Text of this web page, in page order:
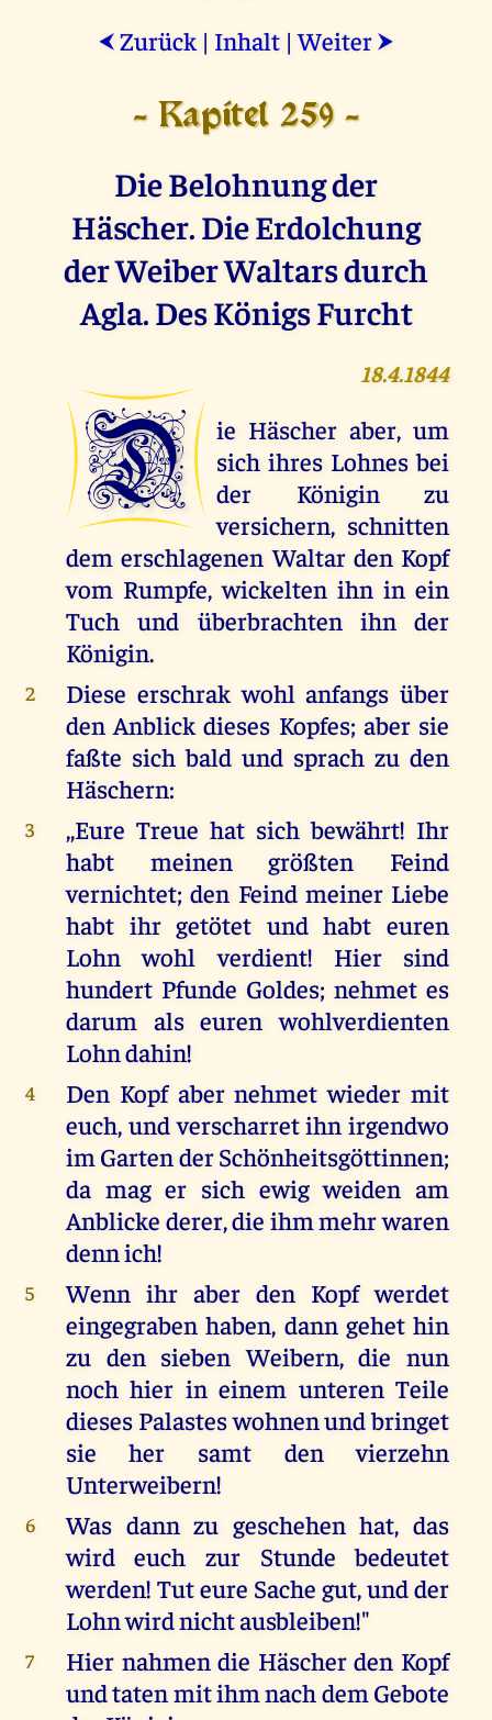
⮜ Zurück | Inhalt |Weiter ⮞
- Kapitel 259 -
Die Belohnung der
Häscher. Die Erdolchung
der Weiber Waltars durch
Agla. Des Königs Furcht
18.4.1844
D
ie Häscher aber, um
sich ihres Lohnes bei
der Königin zu
versichern, schnitten
dem erschlagenen Waltar den Kopf
vom Rumpfe, wickelten ihn in ein
Tuch und überbrachten ihn der
Königin.
2
Diese erschrak wohl anfangs über
den Anblick dieses Kopfes; aber sie
faßte sich bald und sprach zu den
Häschern:
3
,,Eure Treue hat sich bewährt! Ihr
habt meinen größten Feind
vernichtet; den Feind meiner Liebe
habt ihr getötet und habt euren
Lohn wohl verdient! Hier sind
hundert Pfunde Goldes; nehmet es
darum als euren wohlverdienten
Lohn dahin!
4
Den Kopf aber nehmet wieder mit
euch, und verscharret ihn irgendwo
im Garten der Schönheitsgöttinnen;
da mag er sich ewig weiden am
Anblicke derer, die ihm mehr waren
denn ich!
5
Wenn ihr aber den Kopf werdet
eingegraben haben, dann gehet hin
zu den sieben Weibern, die nun
noch hier in einem unteren Teile
dieses Palastes wohnen und bringet
sie her samt den vierzehn
Unterweibern!
6
Was dann zu geschehen hat, das
wird euch zur Stunde bedeutet
werden! Tut eure Sache gut, und der
Lohn wird nicht ausbleiben!"
7
Hier nahmen die Häscher den Kopf
und taten mit ihm nach dem Gebote